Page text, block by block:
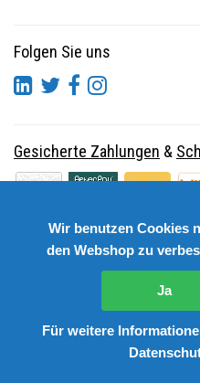
Folgen Sie uns
Gesicherte Zahlungen &
© Copyright 2026
DutchSpares B.V. word beoordeeld
Wir benutzen Cookies
den Webshop zu
Ja
Für weitere